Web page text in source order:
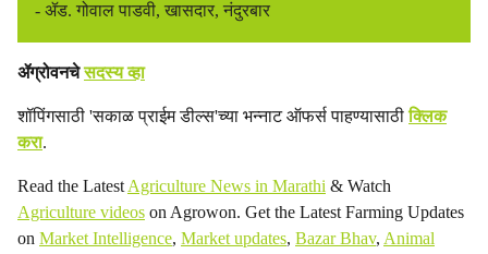
- ॲड. गोवाल पाडवी, खासदार, नंदुरबार
ॲग्रोवनचेसदस्य व्हा
शॉपिंगसाठी 'सकाळ प्राईम डील्स'च्या भन्नाट ऑफर्स पाहण्यासाठीक्लिक
करा.
Read the Latest Agriculture News in Marathi & Watch
Agriculture videos on Agrowon. Get the Latest Farming Updates
on Market Intelligence, Market updates, Bazar Bhav, Animal